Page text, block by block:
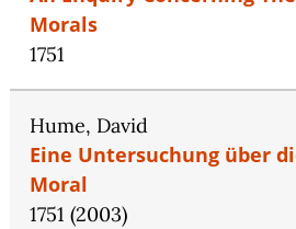
Morals
1751
Hume, David
Eine Untersuchung über
Moral
1751 (2003)